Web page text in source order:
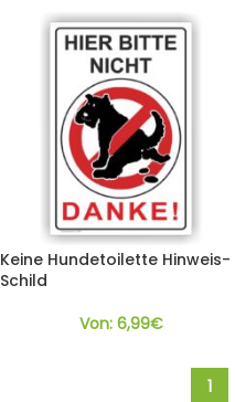
Keine Hundetoilette Hinweis-
Schild
Von: 6,99€
1